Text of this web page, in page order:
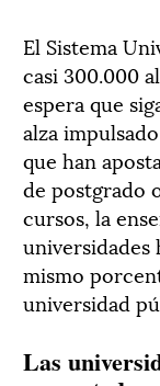
El Sistema
casi 300.000
espera que
alza
que han
de postgrado
cursos, la
universidades
mismo
universidad
Las